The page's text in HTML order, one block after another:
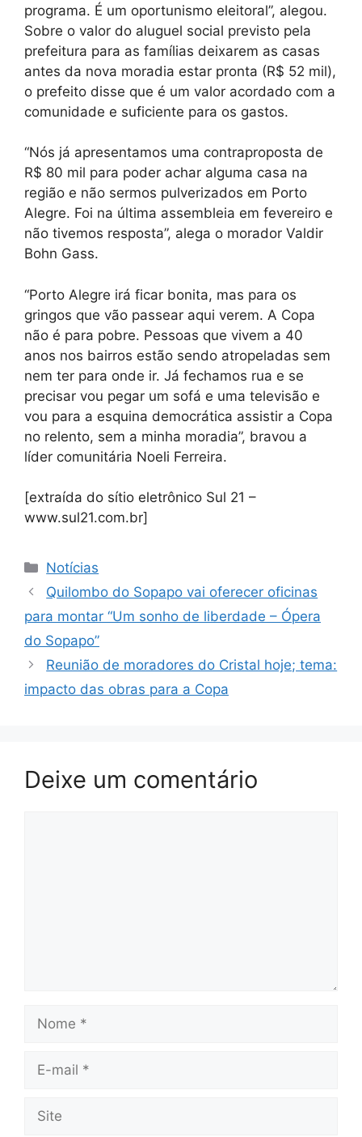
programa. É um oportunismo eleitoral”, alegou.
Sobre o valor do aluguel social previsto pela
prefeitura para as famílias deixarem as casas
antes da nova moradia estar pronta (R$ 52 mil),
o prefeito disse que é um valor acordado com a
comunidade e suficiente para os gastos.
“Nós já apresentamos uma contraproposta de
R$ 80 mil para poder achar alguma casa na
região e não sermos pulverizados em Porto
Alegre. Foi na última assembleia em fevereiro e
não tivemos resposta”, alega o morador Valdir
Bohn Gass.
“Porto Alegre irá ficar bonita, mas para os
gringos que vão passear aqui verem. A Copa
não é para pobre. Pessoas que vivem a 40
anos nos bairros estão sendo atropeladas sem
nem ter para onde ir. Já fechamos rua e se
precisar vou pegar um sofá e uma televisão e
vou para a esquina democrática assistir a Copa
no relento, sem a minha moradia”, bravou a
líder comunitária Noeli Ferreira.
[extraída do sítio eletrônico Sul 21 –
www.sul21.com.br]
Categorias
Notícias
Quilombo do Sopapo vai oferecer oficinas
para montar “Um sonho de liberdade – Ópera
do Sopapo”
Reunião de moradores do Cristal hoje; tema:
impacto das obras para a Copa
Deixe um comentário
Nome
Site